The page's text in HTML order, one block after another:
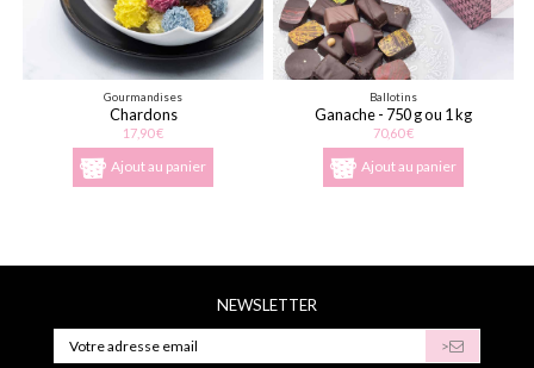
Gourmandises
Chardons
17,90 €
Ajout au panier
Ballotins
Ganache - 750 g ou 1 kg
70,60 €
Ajout au panier
NEWSLETTER
>